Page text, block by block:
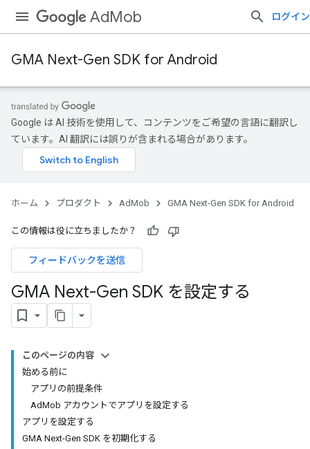
AdMob ログイン
GMA Next-Gen SDK for Android
Google は AI 技術を使用して、コンテンツをご希望の言語に翻訳し
ています。AI 翻訳には誤りが含まれる場合があります。
ホーム プロダクト AdMob GMA Next-Gen SDK for Android
この情報は役に立ちましたか？
フィードバックを送信
GMA Next-Gen SDK を設定する
このページの内容
始める前に
アプリの前提条件
AdMob アカウントでアプリを設定する
アプリを設定する
GMA Next-Gen SDK を初期化する